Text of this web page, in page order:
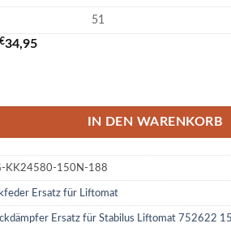
51
€34,95
Liftomat 752622 150N Gasdruckfeder M6 18/
IN DEN WARENKORB
KK24580-150N-188
Ersatz für Liftomat
Ersatz für Stabilus Liftomat 752622